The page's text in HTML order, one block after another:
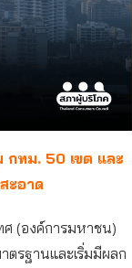
กทม. 50 เขต และ
ะอาด
(องค์การมหาชน)
ตรฐานและเริ่มมีผลก